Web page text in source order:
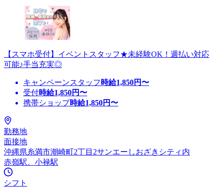
【スマホ受付】イベントスタッフ★未経験OK！週払い対応
可能♪手当充実◎
キャンペーンスタッフ 時給1,850円〜
受付時給1,850円〜
携帯ショップ時給1,850円〜
勤務地
面接地
沖縄県糸満市潮崎町2丁目2サンエーしおざきシティ内
赤嶺駅、小禄駅
シフト